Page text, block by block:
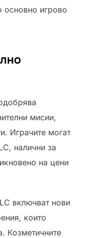
основно игрово
мисии,
Играчите могат
налични за
на цени
включват нови
които
Козметичните